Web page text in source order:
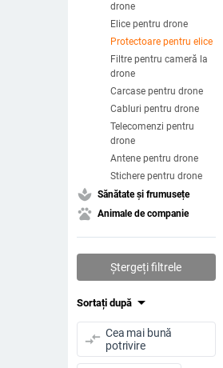
drone
Elice pentru drone
Protectoare pentru elice
Filtre pentru cameră la
drone
Carcase pentru drone
Cabluri pentru drone
Telecomenzi pentru
drone
Antene pentru drone
Stichere pentru drone
spa Sănătate și frumusețe
pets Animale de companie
Ștergeți filtrele
Sortați după arrow_drop_down
compare_arrows Cea mai bună
potrivire